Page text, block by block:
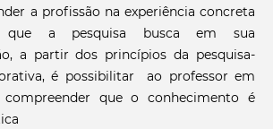
a profissão na experiência concreta
a pesquisa busca em sua
a partir dos princípios da pesquisa-
é possibilitar ao professor em
que o conhecimento é